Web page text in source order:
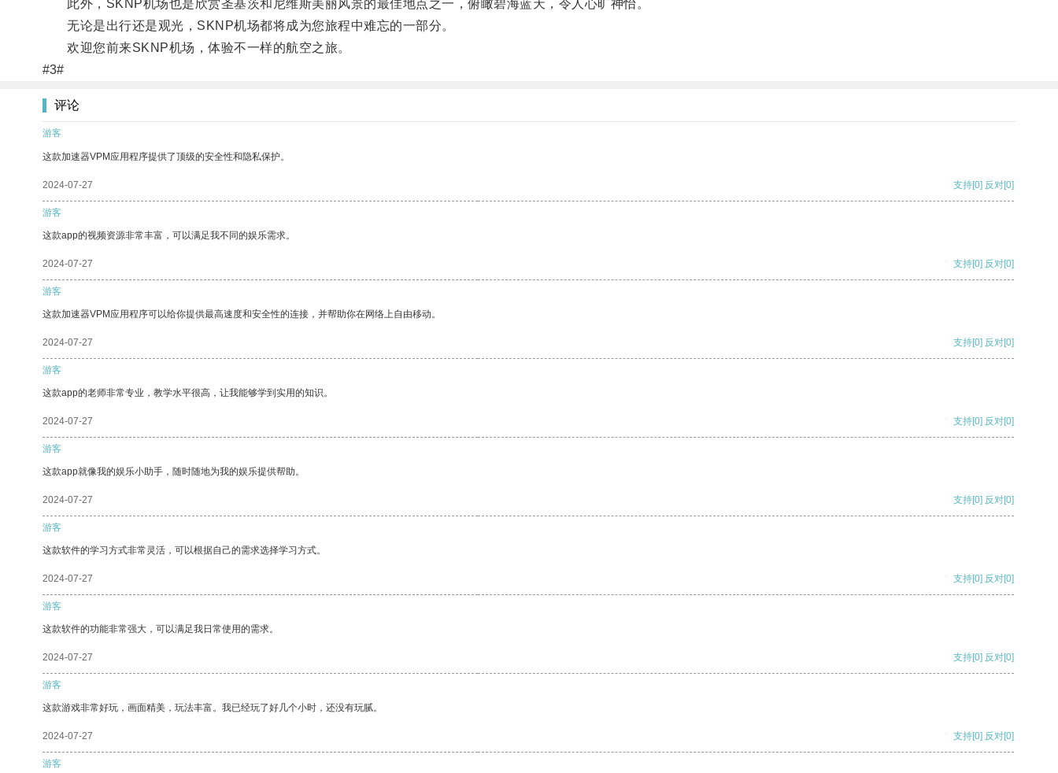
此外，SKNP机场也是欣赏圣基茨和尼维斯美丽风景的最佳地点之一，俯瞰碧海蓝天，令人心旷神怡。
无论是出行还是观光，SKNP机场都将成为您旅程中难忘的一部分。
欢迎您前来SKNP机场，体验不一样的航空之旅。
#3#
评论
游客
这款加速器VPM应用程序提供了顶级的安全性和隐私保护。
2024-07-27 支持[0] 反对[0]
游客
这款app的视频资源非常丰富，可以满足我不同的娱乐需求。
2024-07-27 支持[0] 反对[0]
游客
这款加速器VPM应用程序可以给你提供最高速度和安全性的连接，并帮助你在网络上自由移动。
2024-07-27 支持[0] 反对[0]
游客
这款app的老师非常专业，教学水平很高，让我能够学到实用的知识。
2024-07-27 支持[0] 反对[0]
游客
这款app就像我的娱乐小助手，随时随地为我的娱乐提供帮助。
2024-07-27 支持[0] 反对[0]
游客
这款软件的学习方式非常灵活，可以根据自己的需求选择学习方式。
2024-07-27 支持[0] 反对[0]
游客
这款软件的功能非常强大，可以满足我日常使用的需求。
2024-07-27 支持[0] 反对[0]
游客
这款游戏非常好玩，画面精美，玩法丰富。我已经玩了好几个小时，还没有玩腻。
2024-07-27 支持[0] 反对[0]
游客